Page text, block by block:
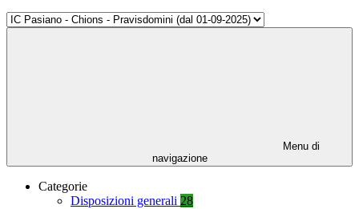
Menu di
navigazione
Categorie
Disposizioni generali 28